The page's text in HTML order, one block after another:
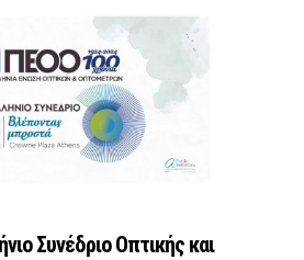
Συνέδριο Οπτικής και